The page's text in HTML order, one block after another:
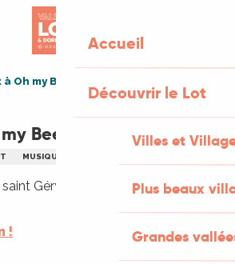
Accueil
Découvrir le Lot
Villes et
Plus beaux
Grandes
Oh my Beer
Beer
MUSIQUE
saint Géry, 46000 Cahors
!